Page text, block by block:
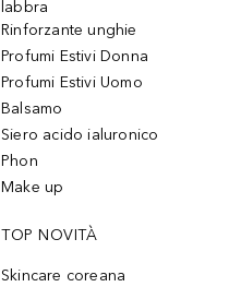
labbra
Rinforzante unghie
Profumi Estivi Donna
Profumi Estivi Uomo
Balsamo
Siero acido ialuronico
Phon
Make up
TOP NOVITÀ
Skincare coreana